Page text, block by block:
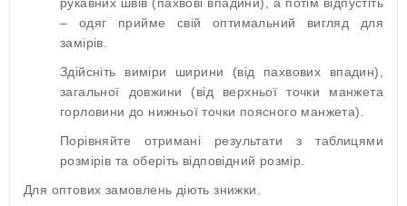
– одяг прийме свій оптимальний вигляд для
замірів.
Здійсніть виміри ширини (від пахвових впадин),
загальної довжини (від верхньої точки манжета
горловини до нижньої точки поясного манжета).
Порівняйте отримані результати з таблицями
розмірів та оберіть відповідний розмір.
Для оптових замовлень діють знижки.